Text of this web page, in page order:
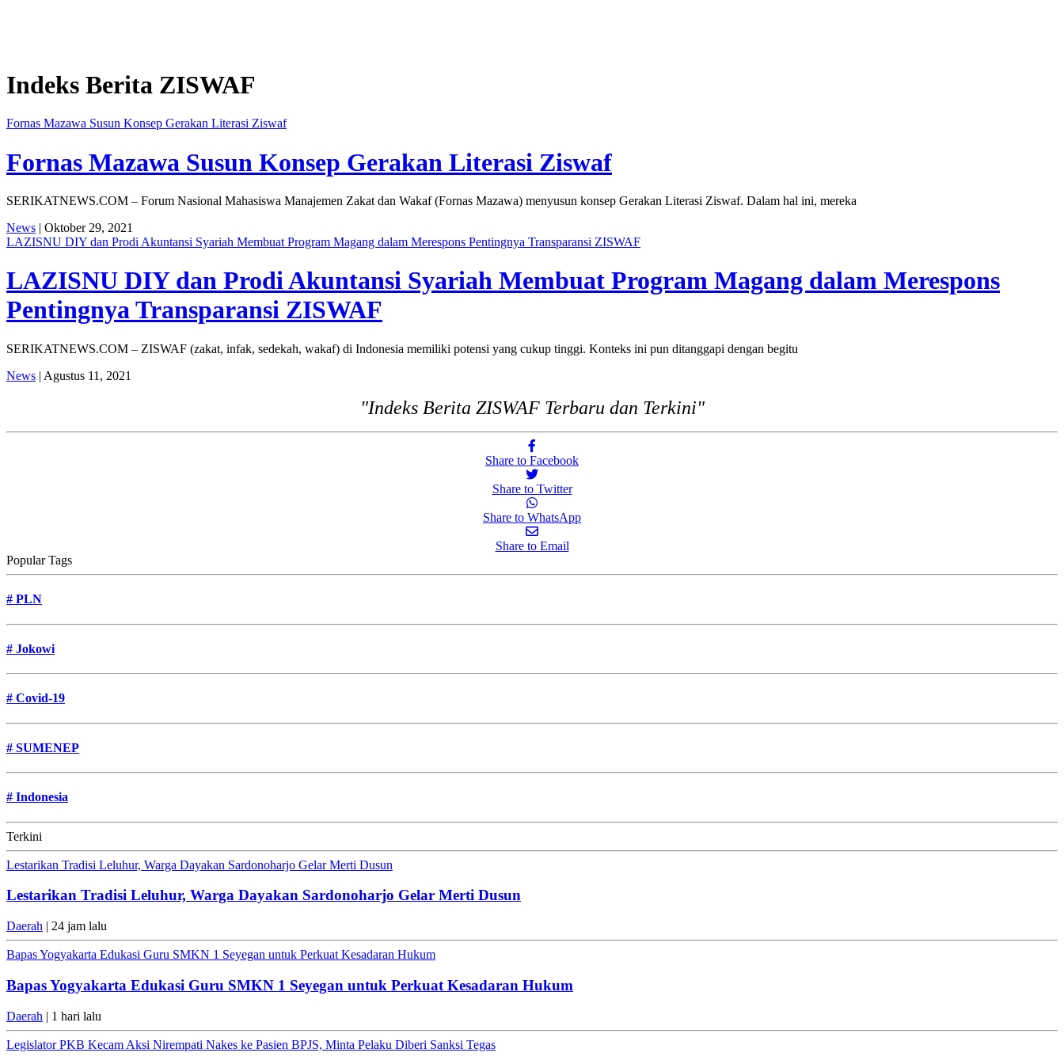
Indeks Berita ZISWAF
Fornas Mazawa Susun Konsep Gerakan Literasi Ziswaf
Fornas Mazawa Susun Konsep Gerakan Literasi Ziswaf
SERIKATNEWS.COM – Forum Nasional Mahasiswa Manajemen Zakat dan Wakaf (Fornas Mazawa) menyusun konsep Gerakan Literasi Ziswaf. Dalam hal ini, mereka
News | Oktober 29, 2021
LAZISNU DIY dan Prodi Akuntansi Syariah Membuat Program Magang dalam Merespons Pentingnya Transparansi ZISWAF
LAZISNU DIY dan Prodi Akuntansi Syariah Membuat Program Magang dalam Merespons
Pentingnya Transparansi ZISWAF
SERIKATNEWS.COM – ZISWAF (zakat, infak, sedekah, wakaf) di Indonesia memiliki potensi yang cukup tinggi. Konteks ini pun ditanggapi dengan begitu
News | Agustus 11, 2021
"Indeks Berita ZISWAF Terbaru dan Terkini"
Share to Facebook
Share to Twitter
Share to WhatsApp
Share to Email
Popular Tags
# PLN
# Jokowi
# Covid-19
# SUMENEP
# Indonesia
Terkini
Lestarikan Tradisi Leluhur, Warga Dayakan Sardonoharjo Gelar Merti Dusun
Lestarikan Tradisi Leluhur, Warga Dayakan Sardonoharjo Gelar Merti Dusun
Daerah | 24 jam lalu
Bapas Yogyakarta Edukasi Guru SMKN 1 Seyegan untuk Perkuat Kesadaran Hukum
Bapas Yogyakarta Edukasi Guru SMKN 1 Seyegan untuk Perkuat Kesadaran Hukum
Daerah | 1 hari lalu
Legislator PKB Kecam Aksi Nirempati Nakes ke Pasien BPJS, Minta Pelaku Diberi Sanksi Tegas